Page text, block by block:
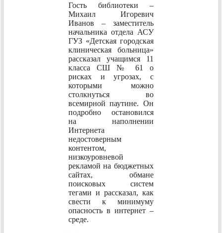
Гость библиотеки –
Михаил Игоревич
Иванов – заместитель
начальника отдела АСУ
ГУЗ «Детская городская
клиническая больница»
рассказал учащимся 11
класса СШ № 61 о
рисках и угрозах, с
которыми можно
столкнуться во
всемирной паутине. Он
подробно остановился
на наполнении
Интернета
недостоверным
контентом,
низкоуровневой
рекламой на бюджетных
сайтах, обмане
поисковых систем
тегами и рассказал, как
свести к минимуму
опасность в интернет –
среде.